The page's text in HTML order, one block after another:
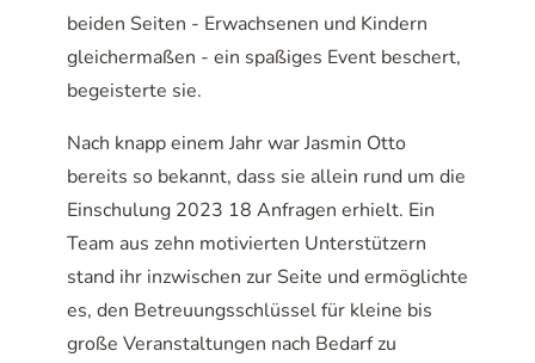
beiden Seiten - Erwachsenen und Kindern
gleichermaßen - ein spaßiges Event beschert,
begeisterte sie.
Nach knapp einem Jahr war Jasmin Otto
bereits so bekannt, dass sie allein rund um die
Einschulung 2023 18 Anfragen erhielt. Ein
Team aus zehn motivierten Unterstützern
stand ihr inzwischen zur Seite und ermöglichte
es, den Betreuungsschlüssel für kleine bis
große Veranstaltungen nach Bedarf zu